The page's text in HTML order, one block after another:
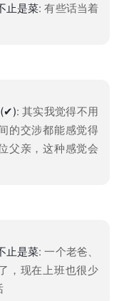
止是菜: 有些话当着
: 其实我觉得不用
的交涉都能感觉得
父亲，这种感觉会
止是菜: 一个老爸、
，现在上班也很少